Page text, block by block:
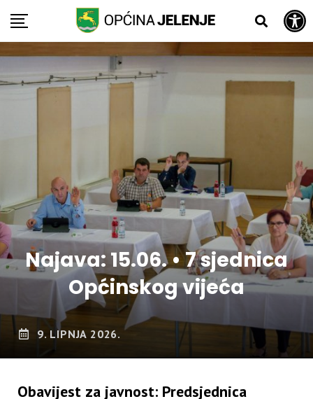
Open toolbar
Skip
content
Najava: 15.06. • 7 sjednica
Općinskog vijeća
9. LIPNJA 2026.
Obavijest za javnost: Predsjednica